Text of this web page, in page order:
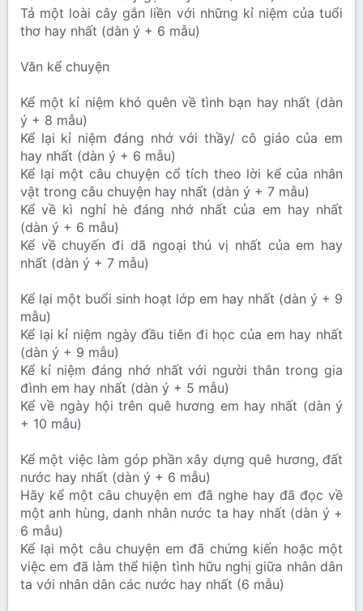
Tả một loài cây gắn liền với những kỉ niệm của tuổi
thơ hay nhất (dàn ý + 6 mẫu)
Văn kể chuyện
Kể một kỉ niệm khó quên về tình bạn hay nhất (dàn
ý + 8 mẫu)
Kể lại kỉ niệm đáng nhớ với thầy/ cô giáo của em
hay nhất (dàn ý + 6 mẫu)
Kể lại một câu chuyện cổ tích theo lời kể của nhân
vật trong câu chuyện hay nhất (dàn ý + 7 mẫu)
Kể về kì nghỉ hè đáng nhớ nhất của em hay nhất
(dàn ý + 6 mẫu)
Kể về chuyến đi dã ngoại thú vị nhất của em hay
nhất (dàn ý + 7 mẫu)
Kể lại một buổi sinh hoạt lớp em hay nhất (dàn ý + 9
mẫu)
Kể lại kỉ niệm ngày đầu tiên đi học của em hay nhất
(dàn ý + 9 mẫu)
Kể kỉ niệm đáng nhớ nhất với người thân trong gia
đình em hay nhất (dàn ý + 5 mẫu)
Kể về ngày hội trên quê hương em hay nhất (dàn ý
+ 10 mẫu)
Kể một việc làm góp phần xây dựng quê hương, đất
nước hay nhất (dàn ý + 6 mẫu)
Hãy kể một câu chuyện em đã nghe hay đã đọc về
một anh hùng, danh nhân nước ta hay nhất (dàn ý +
6 mẫu)
Kể lại một câu chuyện em đã chứng kiến hoặc một
việc em đã làm thể hiện tình hữu nghị giữa nhân dân
ta với nhân dân các nước hay nhất (6 mẫu)